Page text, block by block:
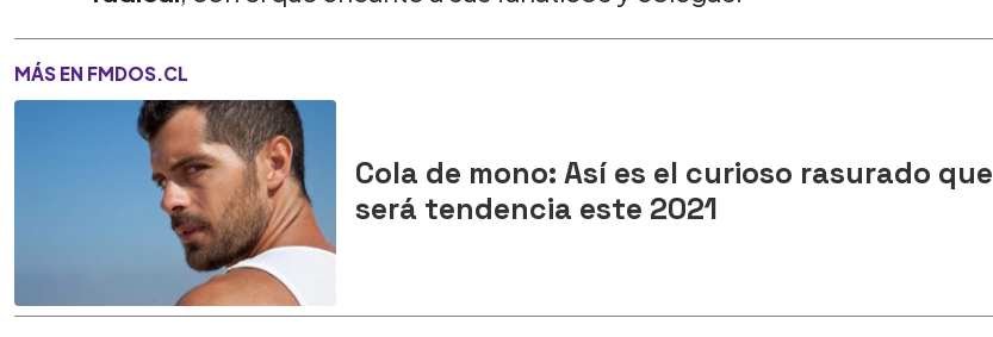
MÁS EN FMDOS.CL
Cola de mono: Así es el curioso rasurado que
será tendencia este 2021